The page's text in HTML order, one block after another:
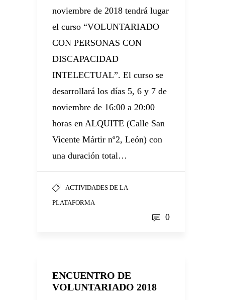
noviembre de 2018 tendrá lugar
el curso “VOLUNTARIADO
CON PERSONAS CON
DISCAPACIDAD
INTELECTUAL”. El curso se
desarrollará los días 5, 6 y 7 de
noviembre de 16:00 a 20:00
horas en ALQUITE (Calle San
Vicente Mártir nº2, León) con
una duración total…
ACTIVIDADES DE LA
PLATAFORMA
0
ENCUENTRO DE
VOLUNTARIADO 2018